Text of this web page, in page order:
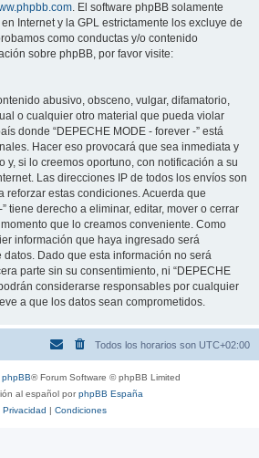
. El software phpBB solamente
Internet y la GPL estrictamente los excluye de
como conductas y/o contenido
sobre phpBB, por favor visite:
abusivo, obsceno, vulgar, difamatorio,
o cualquier otro material que pueda violar
donde “DEPECHE MODE - forever -” está
Hacer eso provocará que sea inmediata y
y, si lo creemos oportuno, con notificación a su
Las direcciones IP de todos los envíos son
reforzar estas condiciones. Acuerda que
tiene derecho a eliminar, editar, mover o cerrar
que lo creamos conveniente. Como
información que haya ingresado será
Dado que esta información no será
parte sin su consentimiento, ni “DEPECHE
considerarse responsables por cualquier
a que los datos sean comprometidos.
Todos los horarios son UTC+02:00
phpBB® Forum Software © phpBB Limited
al español porphpBB España
Privacidad | Condiciones